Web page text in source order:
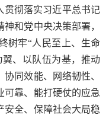
彻落实习近平总书记
和党中央决策部署，
树牢“人民至上、生命
、以队伍为基，推动
同效能、网络韧性、
可靠、能打硬仗的应急
安全、保障社会大局稳